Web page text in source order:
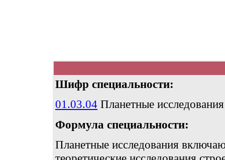
Шифр специальности:
01.03.04 Планетные исследования
Формула специальности:
Планетные исследования